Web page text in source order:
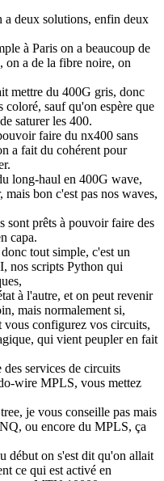
a deux solutions, enfin deux
à Paris on a beaucoup de
on a de la fibre noire, on
mettre du 400G gris, donc
coloré, sauf qu'on espère que
saturer les 400.
faire du nx400 sans
a fait du cohérent pour
long-haul en 400G wave,
bon c'est pas nos waves,
sont prêts à pouvoir faire des
capa.
tout simple, c'est un
nos scripts Python qui
à l'autre, et on peut revenir
mais normalement si,
vous configurez vos circuits,
qui vient peupler en fait
services de circuits
wire MPLS, vous mettez
je vous conseille pas mais
ou encore du MPLS, ça
début on s'est dit qu'on allait
ce qui est activé en